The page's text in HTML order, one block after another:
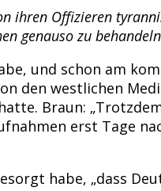
ihren Offizieren
genauso zu
und schon am
den westlichen
Braun:
erst Tage
habe, „dass